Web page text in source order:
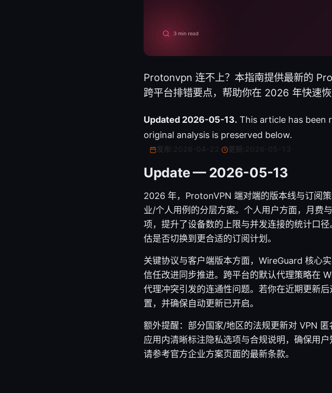
Protonvpn 连不上？本指南提供最新的
跨平台排错要点，帮助你在 2026 年快速恢
Updated 2026-05-13. This article has been
original analysis is preserved below.
更新:
Update — 2026-05-13
2026 年，ProtonVPN 端对端的版本线与订阅
业/个人用例的分层方案。个人用户方面，月费
项，提升了设备数的上限与并发连接的统计口
估是否切换到更合适的订阅计划。
关键协议与客户端版本方面，WireGuard 核心
信任改进同步推进。跨平台的默认代理策略在
代理冲突引发的连通性问题。若你在近期更新
置，并确保自动更新已开启。
额外提醒：部分国家/地区的法规更新对 VPN
应用内清晰标注隐私选项与合规说明，确保用
请参考官方企业方案页面的最新条款。